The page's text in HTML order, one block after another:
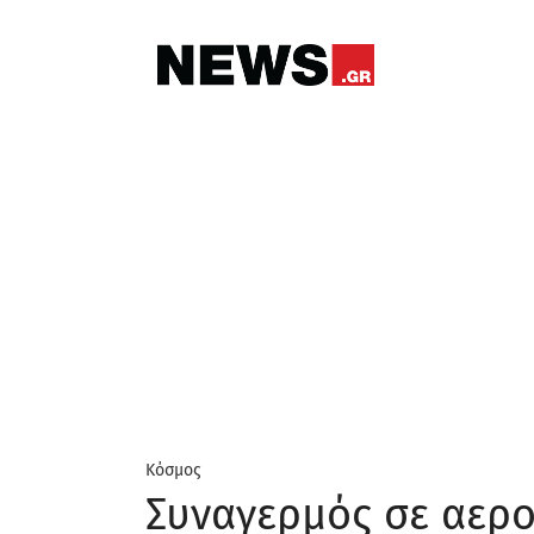
Κόσμος
Συναγερμός σε